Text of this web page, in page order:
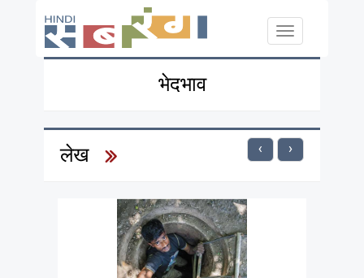
Toggle
navigation
भेदभाव
लेख ‹ ›